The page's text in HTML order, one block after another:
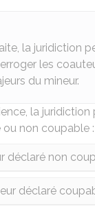
la juridiction
les
du mineur.
la
non coupable :
déclaré non
déclaré